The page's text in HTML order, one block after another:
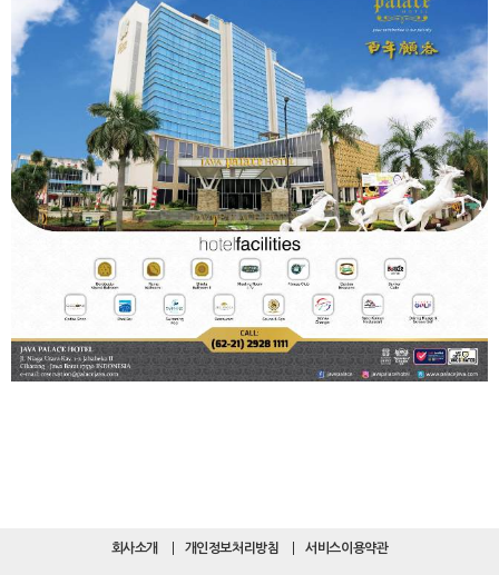
회사소개 개인정보처리방침 서비스이용약관